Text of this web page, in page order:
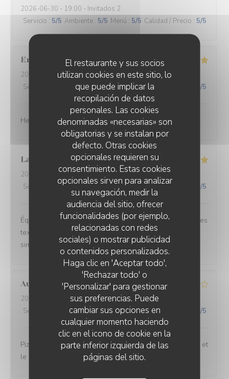
El restaurante y sus socios
utilizan cookies en este sitio, lo
que puede implicar la
recopilación de datos
personales. Las cookies
denominadas «necesarias» son
obligatorias y se instalan por
defecto. Otras cookies
opcionales requieren su
consentimiento. Estas cookies
opcionales sirven para analizar
su navegación, medir la
audiencia del sitio, ofrecer
funcionalidades (por ejemplo,
relacionadas con redes
sociales) o mostrar publicidad
o contenidos personalizados.
Haga clic en 'Aceptar todo',
'Rechazar todo' o
'Personalizar' para gestionar
sus preferencias. Puede
cambiar sus opciones en
cualquier momento haciendo
clic en el icono de cookie en la
parte inferior izquierda de las
páginas del sitio.
2026-06-30 - 19:00 - Invitados 2
Servicio : 5/5 Ambiente : 5/5 Menú : 5/5 Calidad / Precio : 5/5
Erwin en Ilse V
2026-06-28- 19:30 - Invitados 2
Servicio
Ambiente:5/5 Menú:5/5 Calidad / Precio /5
Heel lekker gegeten en de bediening was geweldig ☺️
Laure
2026-06-26 - 20:30 - Invitados 2
Servicio
/5 Ambiente: 5/5 Menú: 5 /5 Calidad / Precio /5
Équilibre des goûts, hardiesse des mélanges, subtilité des
textures. Le bel ami, c’est du GRAND art, en toute
simplicité. On ne peut pas rêver meilleur moment.
Aurélien L
2026-06-27
- 19:15 - Invitados 3
Servicio
Ambiente: 3/5 Menú: 4/5 Calidad / Precio /5
Pizzeria simple. De l’attente pour la prise de commande et
le service